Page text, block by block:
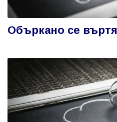
Объркано се